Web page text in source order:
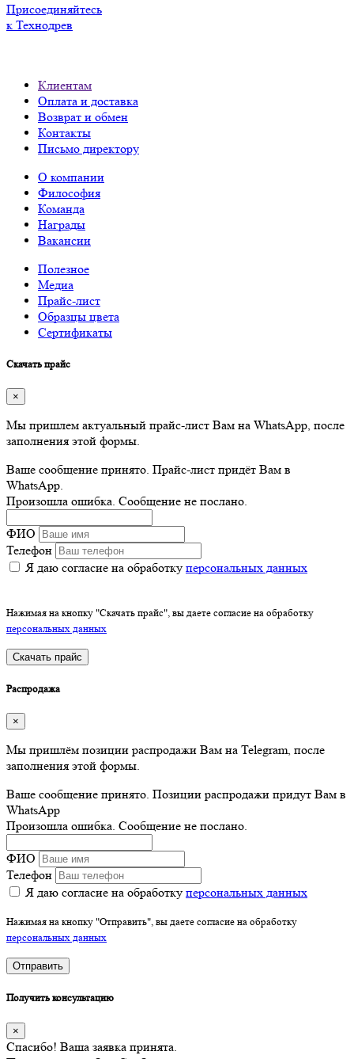
Присоединяйтесь
к Технодрев
Клиентам
Оплата и доставка
Возврат и обмен
Контакты
Письмо директору
О компании
Философия
Команда
Награды
Вакансии
Полезное
Медиа
Прайс-лист
Образцы цвета
Сертификаты
Скачать прайс
×
Мы пришлем актуальный прайс-лист Вам на WhatsApp, после
заполнения этой формы.
Ваше сообщение принято. Прайс-лист придёт Вам в
WhatsApp.
Произошла ошибка. Сообщение не послано.
ФИО
Телефон
Я даю согласие на обработку персональных данных
Нажимая на кнопку "Скачать прайс", вы даете согласие на обработку
персональных данных
Скачать прайс
Распродажа
×
Мы пришлём позиции распродажи Вам на Telegram, после
заполнения этой формы.
Ваше сообщение принято. Позиции распродажи придут Вам в
WhatsApp
Произошла ошибка. Сообщение не послано.
ФИО
Телефон
Я даю согласие на обработку персональных данных
Нажимая на кнопку "Отправить", вы даете согласие на обработку
персональных данных
Отправить
Получить консультацию
×
Спасибо! Ваша заявка принята.